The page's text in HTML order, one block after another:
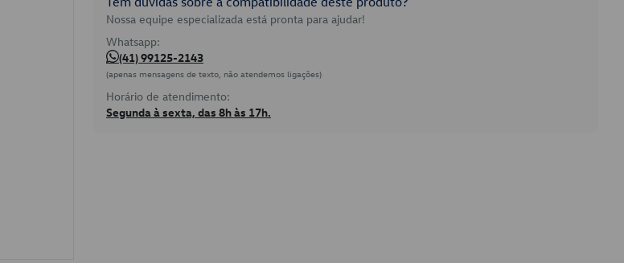
Nossa equipe especializada está pronta para ajudar!
Whatsapp:
(41) 99125-2143
(apenas mensagens de texto, não atendemos ligações)
Horário de atendimento:
Segunda à sexta, das 8h às 17h.